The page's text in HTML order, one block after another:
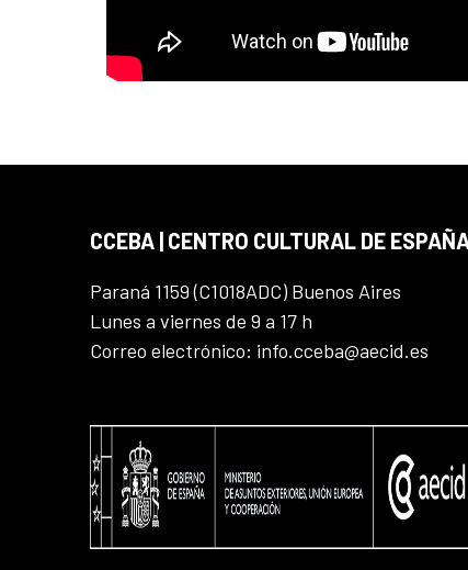
CCEBA | CENTRO CULTURAL DE
Paraná 1159 (C1018ADC) Buenos Aires
Lunes a viernes de 9 a 17 h
Correo electrónico: info.cceba@aecid.es